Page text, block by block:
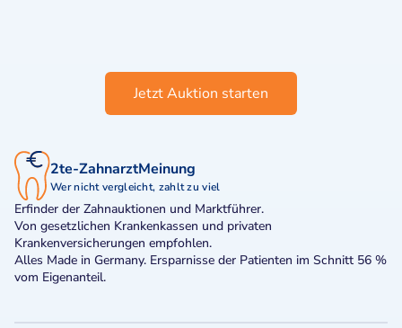
Jetzt Auktion starten
2te-ZahnarztMeinung
Wer nicht vergleicht, zahlt zu viel
Erfinder der Zahnauktionen und Marktführer.
Von gesetzlichen Krankenkassen und privaten
Krankenversicherungen empfohlen.
Alles Made in Germany. Ersparnisse der Patienten im Schnitt 56 %
vom Eigenanteil.